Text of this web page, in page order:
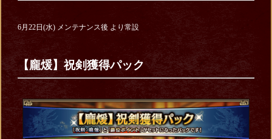
6月22日(水) メンテナンス後 より常設
【龐煖】祝剣獲得パック